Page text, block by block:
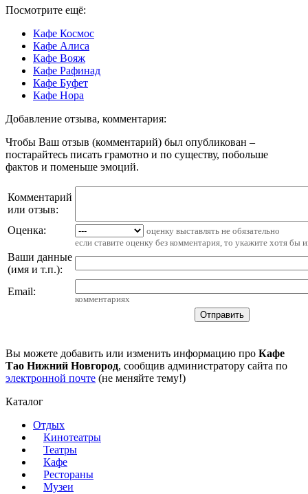
Посмотрите ещё:
Кафе Космос
Кафе Алиса
Кафе Вояж
Кафе Рафинад
Кафе Буфет
Кафе Нора
Добавление отзыва, комментария:
Чтобы Ваш отзыв (комментарий) был опубликован –
постарайтесь писать грамотно и по существу, побольше
фактов и поменьше эмоций.
Комментарий
или отзыв:
Оценка:
оценку выставлять не обязательно
если ставите оценку без комментария, то укажите хотя бы
Ваши данные
(имя и т.п.):
Email:
комментариях
Вы можете добавить или изменить информацию про Кафе
Тао Нижний Новгород, сообщив администратору сайта по
электронной почте (не меняйте тему!)
Каталог
Отдых
Кинотеатры
Театры
Кафе
Рестораны
Музеи